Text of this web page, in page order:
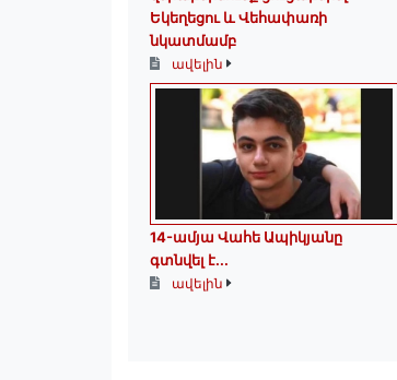
Եկեղեցու և Վեհափառի
նկատմամբ
ավելին
14-ամյա Վահե Ապիկյանը
գտնվել է...
ավելին